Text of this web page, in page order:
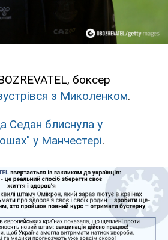
боксер
з Миколенком.
Седан блиснула у
у Манчестері.